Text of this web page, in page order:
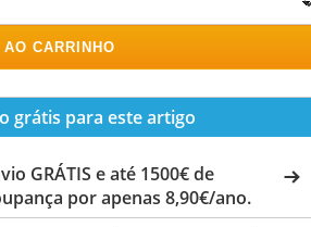
CARRINHO
grátis para este artigo
GRÁTIS e até 1500€ de
por apenas 8,90€/ano.